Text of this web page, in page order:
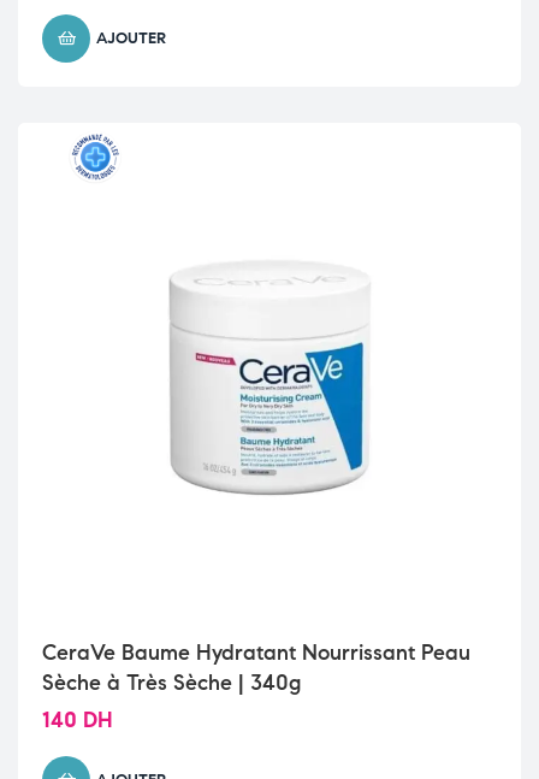
AJOUTER
CeraVe Baume Hydratant Nourrissant Peau
Sèche à Très Sèche | 340g
140 DH